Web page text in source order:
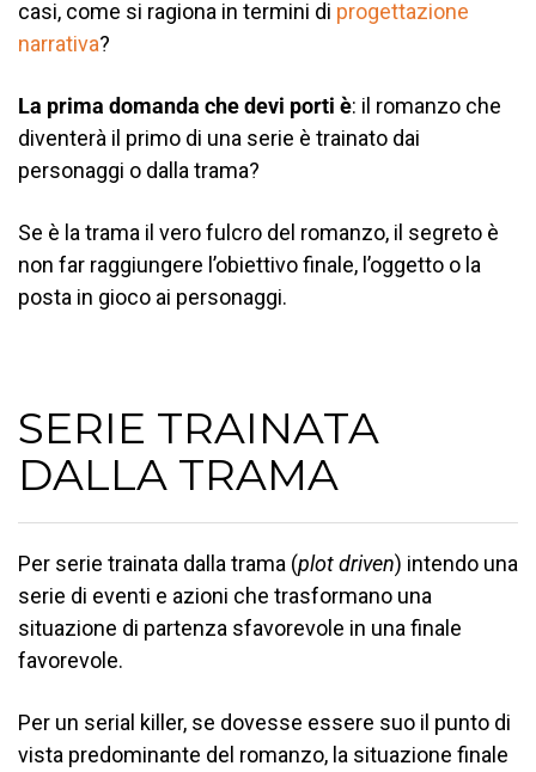
casi, come si ragiona in termini di progettazione
narrativa?
La prima domanda che devi porti è: il romanzo che
diventerà il primo di una serie è trainato dai
personaggi o dalla trama?
Se è la trama il vero fulcro del romanzo, il segreto è
non far raggiungere l’obiettivo finale, l’oggetto o la
posta in gioco ai personaggi.
SERIE TRAINATA
DALLA TRAMA
Per serie trainata dalla trama (plot driven) intendo una
serie di eventi e azioni che trasformano una
situazione di partenza sfavorevole in una finale
favorevole.
Per un serial killer, se dovesse essere suo il punto di
vista predominante del romanzo, la situazione finale